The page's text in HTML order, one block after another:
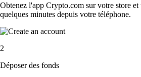
Obtenez l'app Crypto.com sur votre store
quelques minutes depuis votre téléphone.
2
Déposer des fonds